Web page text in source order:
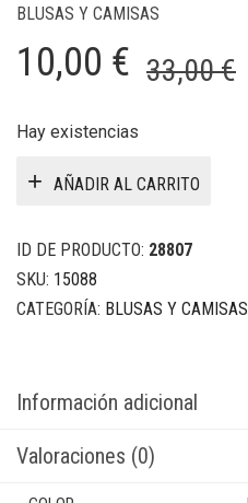
BLUSAS Y CAMISAS
33,00€El
10,00 €
El
Hay existencias
AÑADIR AL CARRITO
ID DE PRODUCTO: 28807
SKU: 15088
CATEGORÍA: BLUSAS Y CAMISAS
Información adicional
Valoraciones (0)